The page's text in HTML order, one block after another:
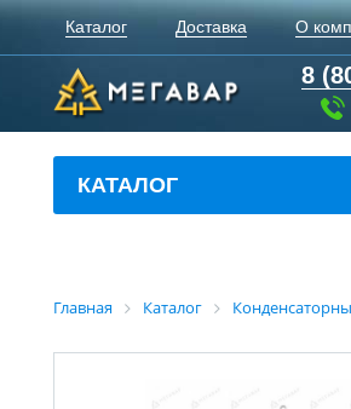
Каталог Доставка О
8
КАТАЛОГ
Главная Каталог